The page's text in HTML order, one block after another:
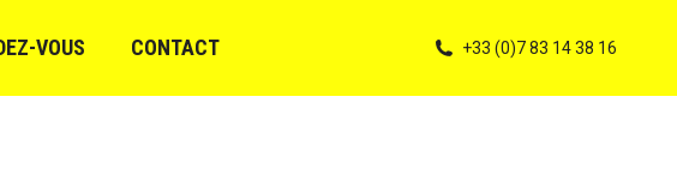
VOUS CONTACT +33 (0)7 83 14 38 16